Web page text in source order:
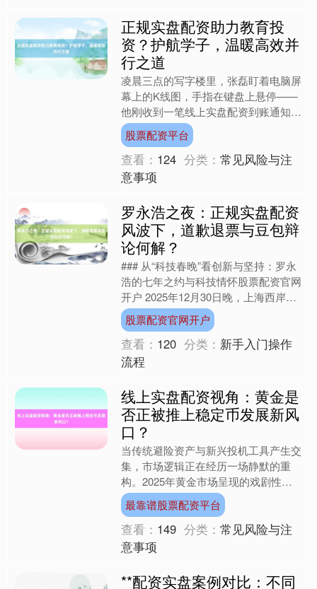
正规实盘配资助力教育投
资？护航学子，温暖高效并
行之道
凌晨三点的写字楼里，张磊盯着电脑屏
幕上的K线图，手指在键盘上悬停——
他刚收到一笔线上实盘配资到账通知，
账户里的可用资金从50万瞬间膨胀到
150万。这种“四两拨千....
股票配资平台
查看： 124 分类：常见风险与注
意事项
罗永浩之夜：正规实盘配资
风波下，道歉退票与豆包辩
论何解？
### 从“科技春晚”看创新与坚持：罗永
浩的七年之约与科技情怀股票配资官网
开户 2025年12月30日晚，上海西岸国
际会展中心灯火通明，近5000人的主
会场座无....
股票配资官网开户
查看： 120 分类： 新手入门操作
流程
线上实盘配资视角：黄金是
否正被推上稳定币发展新风
口？
当传统避险资产与新兴投机工具产生交
集，市场逻辑正在经历一场静默的重
构。2025年黄金市场呈现的戏剧性转
折最靠谱股票配资平台，不仅在于其年
内56%的史诗级涨幅，更....
最靠谱股票配资平台
查看： 149 分类：常见风险与注
意事项
**配资实盘案例对比：不同